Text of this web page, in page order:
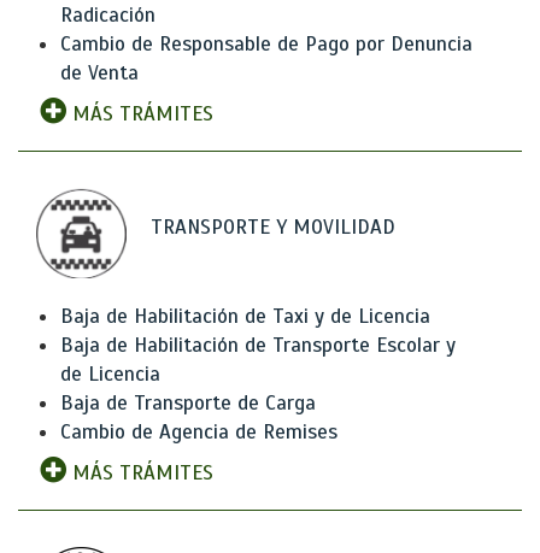
Radicación
Cambio de Responsable de Pago por Denuncia
de Venta
MÁS TRÁMITES
TRANSPORTE Y MOVILIDAD
Baja de Habilitación de Taxi y de Licencia
Baja de Habilitación de Transporte Escolar y
de Licencia
Baja de Transporte de Carga
Cambio de Agencia de Remises
MÁS TRÁMITES